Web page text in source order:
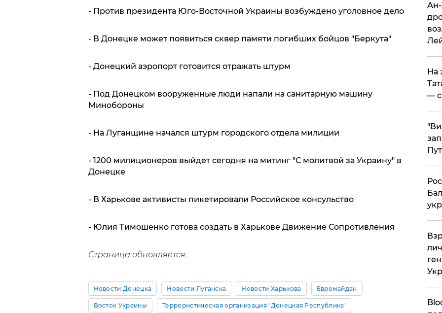
- Против президента Юго-Восточной Украины возбуждено уголовное дело
- В Донецке может появиться сквер памяти погибших бойцов "Беркута"
- Донецкий аэропорт готовится отражать штурм
- Под Донецком вооруженные люди напали на санитарную машину
Минобороны
- На Луганщине начался штурм городского отдела милиции
- 1200 милиционеров выйдет сегодня на митинг "С молитвой за Украину" в
Донецке
- В Харькове активисты пикетировали Российское консульство
- Юлия Тимошенко готова создать в Харькове Движение Сопротивления
Страница обновляется...
Новости Донецка Новости Луганска Новости Харькова Евромайдан
Восток Украины Террористическая организация "Донецкая Республика"
Ан-
На
—